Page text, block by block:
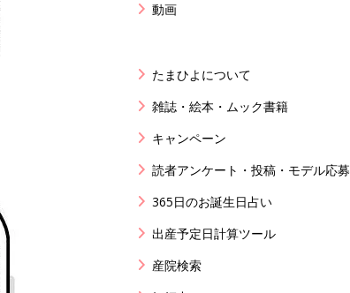
動画
たまひよについて
雑誌・絵本・ムック書籍
キャンペーン
読者アンケート・投稿・モデル応募
365日のお誕生日占い
出産予定日計算ツール
産院検索